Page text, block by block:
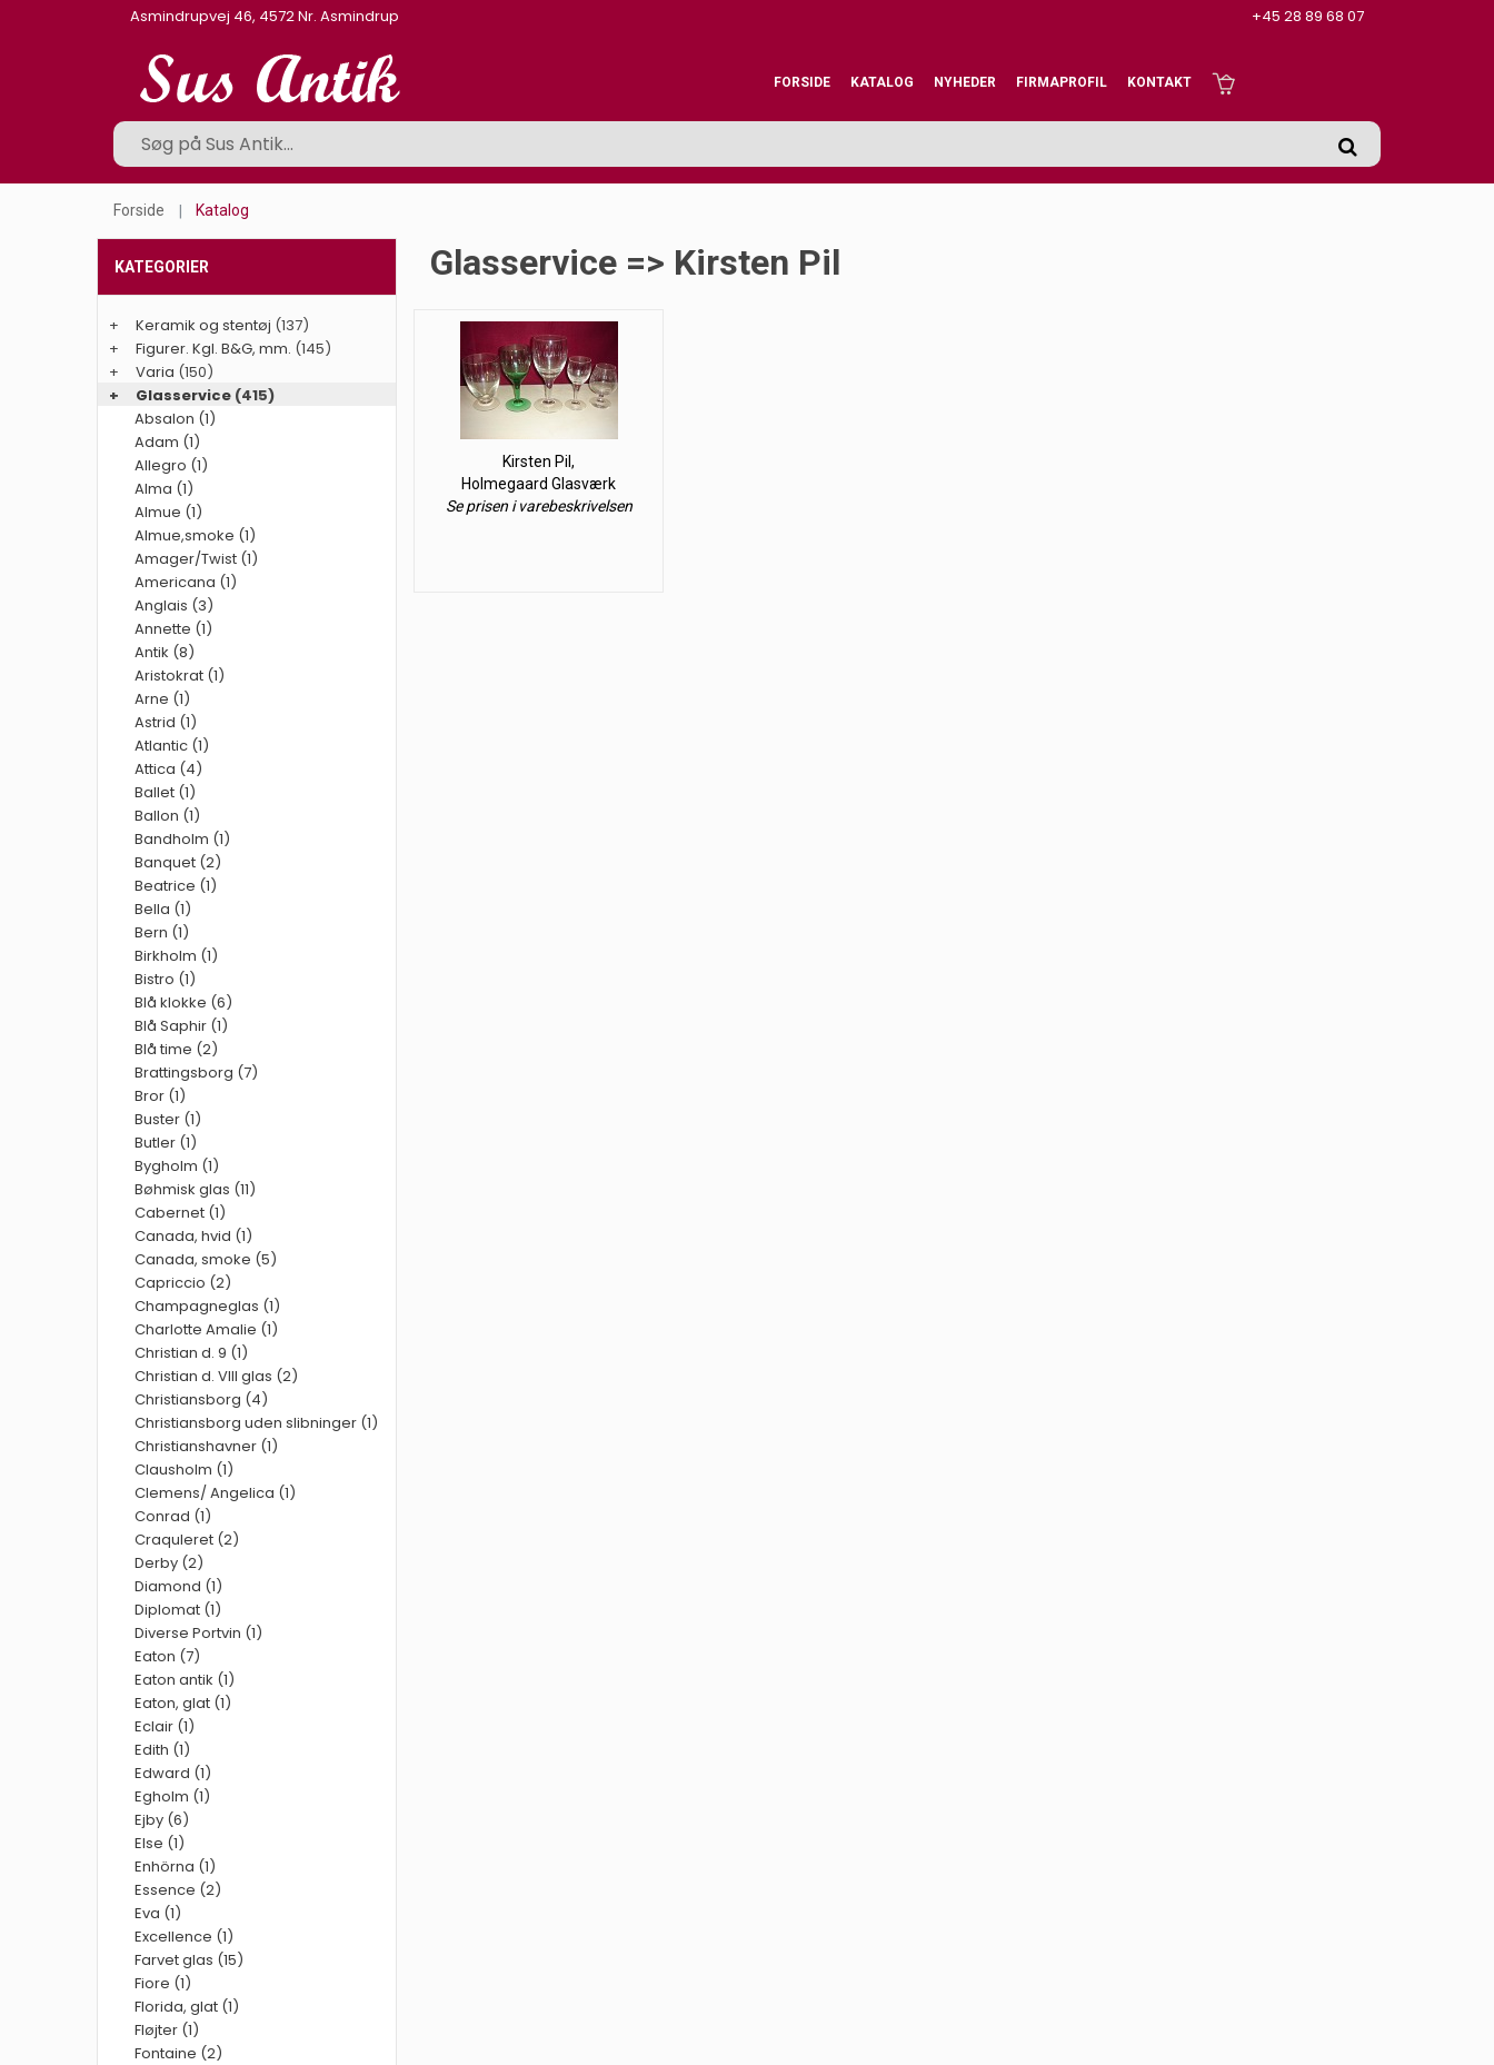
Asmindrupvej 46, 4572 Nr. Asmindrup +45 28 89 68 07
FORSIDE KATALOG NYHEDER FIRMAPROFIL KONTAKT
Forside Katalog
Glasservice => Kirsten Pil
Kirsten Pil,
Holmegaard Glasværk
Se prisen i varebeskrivelsen
KATEGORIER
+ Keramik og stentøj (137)
+
Figurer. Kgl. B&G, mm. (145)
+
Varia (150)
+
Glasservice (415)
Absalon (1)
Adam (1)
Allegro (1)
Alma (1)
Almue (1)
Almue,smoke (1)
Amager/Twist (1)
Americana (1)
Anglais (3)
Annette (1)
Antik (8)
Aristokrat (1)
Arne (1)
Astrid (1)
Atlantic (1)
Attica (4)
Ballet (1)
Ballon (1)
Bandholm (1)
Banquet (2)
Beatrice (1)
Bella (1)
Bern (1)
Birkholm (1)
Bistro (1)
Blå klokke (6)
Blå Saphir (1)
Blå time (2)
Brattingsborg (7)
Bror (1)
Buster (1)
Butler (1)
Bygholm (1)
Bøhmisk glas (11)
Cabernet (1)
Canada, hvid (1)
Canada, smoke (5)
Capriccio (2)
Champagneglas (1)
Charlotte Amalie (1)
Christian d. 9 (1)
Christian d. VIII glas (2)
Christiansborg (4)
Christiansborg uden slibninger (1)
Christianshavner (1)
Clausholm (1)
Clemens/ Angelica (1)
Conrad (1)
Craquleret (2)
Derby (2)
Diamond (1)
Diplomat (1)
Diverse Portvin (1)
Eaton (7)
Eaton antik (1)
Eaton, glat (1)
Eclair (1)
Edith (1)
Edward (1)
Egholm (1)
Ejby (6)
Else (1)
Enhörna (1)
Essence (2)
Eva (1)
Excellence (1)
Farvet glas (15)
Fiore (1)
Florida, glat (1)
Fløjter (1)
Fontaine (2)